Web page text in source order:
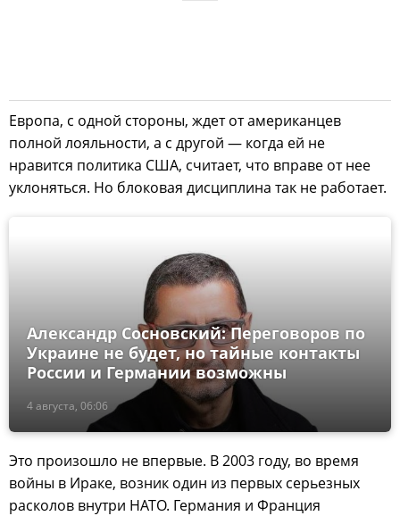
Европа, с одной стороны, ждет от американцев
полной лояльности, а с другой — когда ей не
нравится политика США, считает, что вправе от нее
уклоняться. Но блоковая дисциплина так не работает.
4 августа, 06:06
Александр Сосновский: Переговоров по
Украине не будет, но тайные контакты
России и Германии возможны
Это произошло не впервые. В 2003 году, во время
войны в Ираке, возник один из первых серьезных
расколов внутри НАТО. Германия и Франция